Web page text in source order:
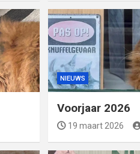
NIEUWS
Voorjaar 2026
19 maart 2026